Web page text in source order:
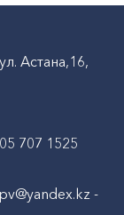
Астана,16,
707 1525
-